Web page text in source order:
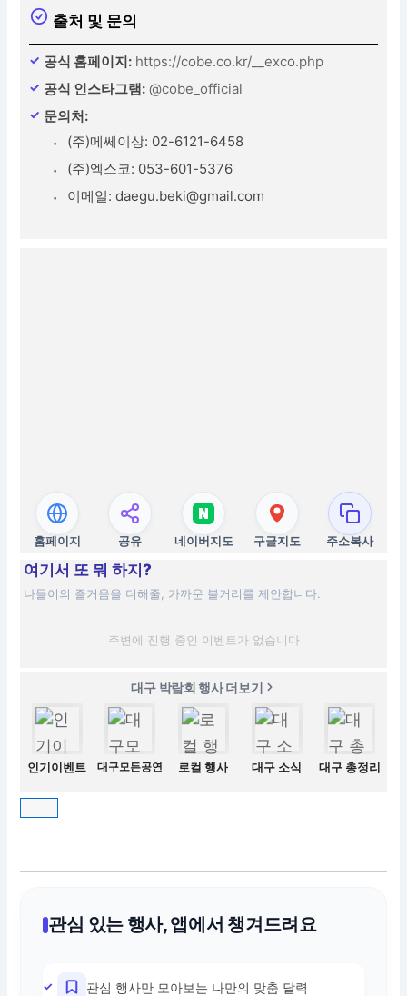
출처 및 문의
공식 홈페이지: https://cobe.co.kr/__exco.php
공식 인스타그램: @cobe_official
문의처:
(주)메쎄이상: 02-6121-6458
(주)엑스코: 053-601-5376
이메일: daegu.beki@gmail.com
홈페이지 공유 네이버지도 구글지도 주소복사
여기서 또 뭐 하지?
나들이의 즐거움을 더해줄, 가까운 볼거리를 제안합니다.
주변에 진행 중인 이벤트가 없습니다
대구 박람회 행사 더보기
인기이벤트 대구모든공연 로컬 행사 대구 소식 대구 총정리
관심 있는 행사, 앱에서 챙겨드려요
관심 행사만 모아보는 나만의 맞춤 달력